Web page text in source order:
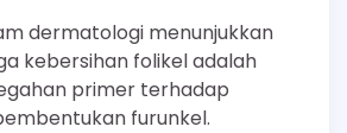
dermatologi menunjukkan
kebersihan folikel adalah
primer terhadap
furunkel.